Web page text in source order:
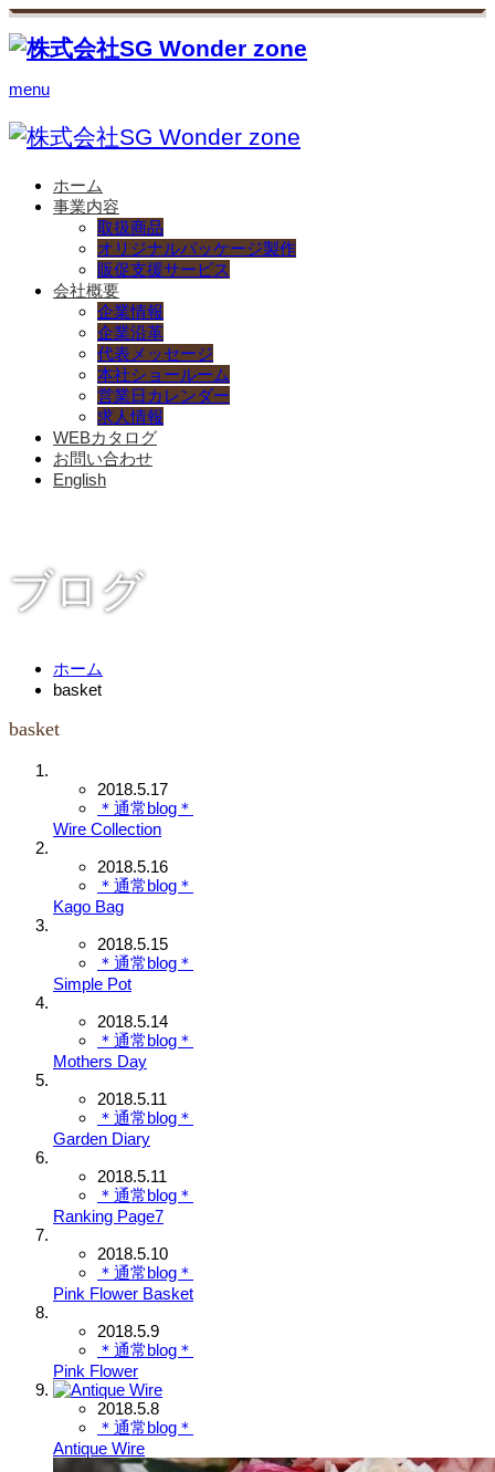
menu
ホーム
事業内容
取扱商品
オリジナルパッケージ製作
販促支援サービス
会社概要
企業情報
企業沿革
代表メッセージ
本社ショールーム
営業日カレンダー
求人情報
WEBカタログ
お問い合わせ
English
ブログ
ホーム
basket
basket
2018.5.17
＊通常blog＊
Wire Collection
2018.5.16
＊通常blog＊
Kago Bag
2018.5.15
＊通常blog＊
Simple Pot
2018.5.14
＊通常blog＊
Mothers Day
2018.5.11
＊通常blog＊
Garden Diary
2018.5.11
＊通常blog＊
Ranking Page7
2018.5.10
＊通常blog＊
Pink Flower Basket
2018.5.9
＊通常blog＊
Pink Flower
2018.5.8
＊通常blog＊
Antique Wire